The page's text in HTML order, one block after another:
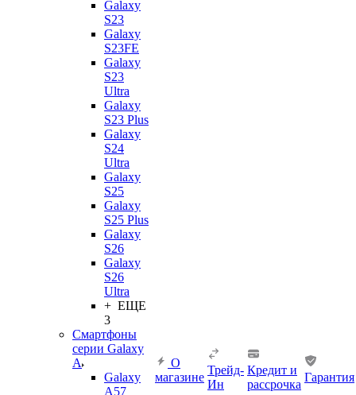
Galaxy
S23
Galaxy
S23FE
Galaxy
S23
Ultra
Galaxy
S23 Plus
Galaxy
S24
Ultra
Galaxy
S25
Galaxy
S25 Plus
Galaxy
S26
Galaxy
S26
Ultra
+ ЕЩЕ
3
Смартфоны
серии Galaxy
A
Galaxy
A57
О
магазине
Трейд-
Ин
Кредит и
рассрочка
Гарантия